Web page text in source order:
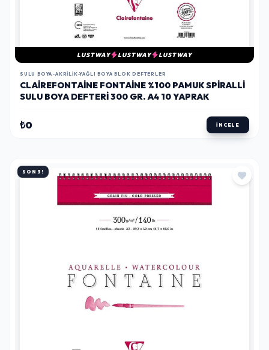
LUSTWAY LUSTWAY LUSTWAY
SULU BOYA-AKRILIK-YAĞLI BOYA BLOK DEFTERLER
CLAIREFONTAINE FONTAINE %100 PAMUK SPIRALLI
SULU BOYA DEFTERI 300 GR. A4 10 YAPRAK
₺0 İNCELE
SON 3!